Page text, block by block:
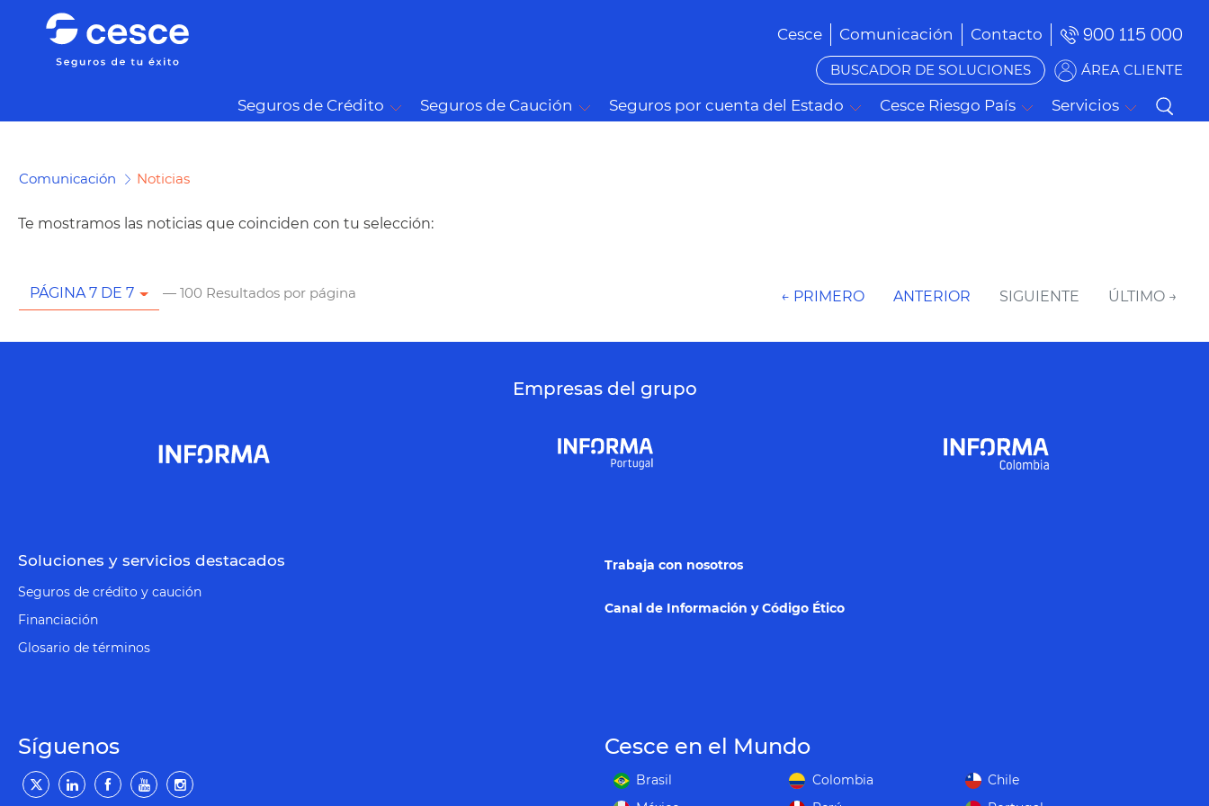
Cesce Comunicación Contacto 900 115 000
BUSCADOR DE SOLUCIONES ÁREA CLIENTE
Seguros de Crédito Seguros de Caución Seguros por cuenta del Estado Cesce Riesgo País Servicios
Comunicación Noticias
Te mostramos las noticias que coinciden con tu selección:
PÁGINA 7 DE 7 — 100 Resultados por página ← PRIMERO ANTERIOR SIGUIENTE ÚLTIMO →
Empresas del grupo
Soluciones y servicios destacados
Seguros de crédito y caución
Financiación
Glosario de términos
Trabaja con nosotros
Canal de Información y Código Ético
Síguenos Cesce en el Mundo
Brasil Colombia
Chile